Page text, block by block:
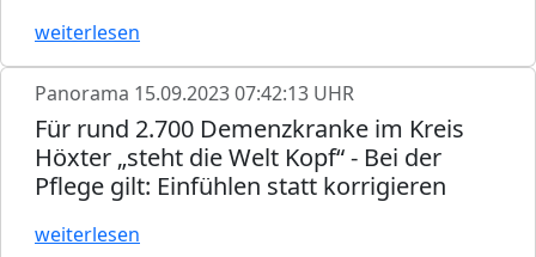
weiterlesen
Panorama 15.09.2023 07:42:13 UHR
Für rund 2.700 Demenzkranke im Kreis
Höxter „steht die Welt Kopf“ - Bei der
Pflege gilt: Einfühlen statt korrigieren
weiterlesen